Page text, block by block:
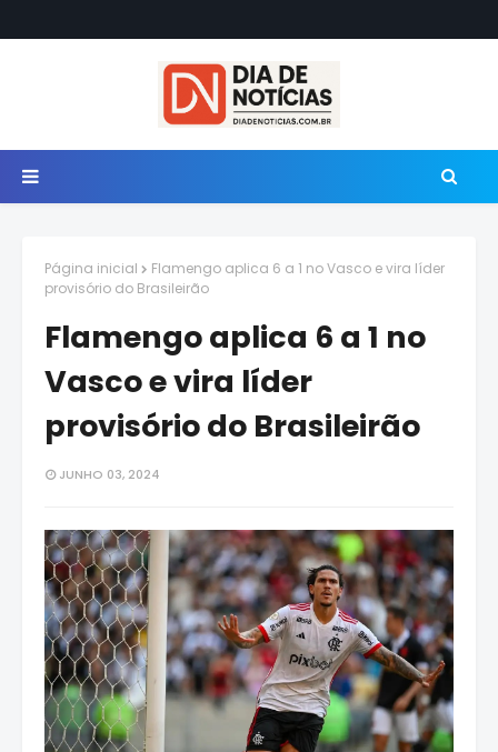
Página inicial
Flamengo aplica 6 a 1 no Vasco e vira líder
provisório do Brasileirão
Flamengo aplica 6 a 1 no
Vasco e vira líder
provisório do Brasileirão
JUNHO 03, 2024